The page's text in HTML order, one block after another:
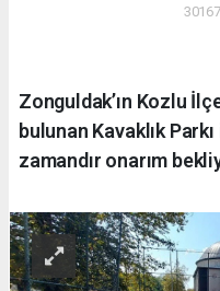
Zonguldak’ın Kozlu
bulunan Kavaklık
zamandır onarım